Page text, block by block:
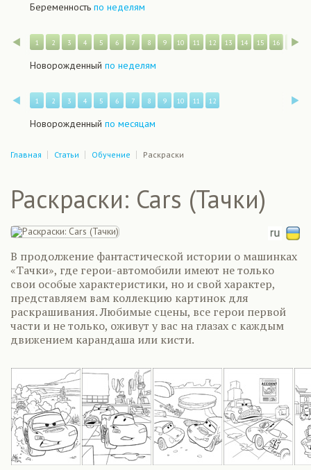
Беременность по неделям
Назад
1 2 3 4 5 6 7 8 9 10 11 12 13 14 15 16 17
Новорожденный по неделям
Назад
1 2 3 4 5 6 7 8 9 10 11 12
Новорожденный по месяцам
Главная Статьи Обучение Раскраски
Раскраски: Cars (Тачки)
В продолжение фантастической истории о машинках
«Тачки», где герои-автомобили имеют не только
свои особые характеристики, но и свой характер,
представляем вам коллекцию картинок для
раскрашивания. Любимые сцены, все герои первой
части и не только, оживут у вас на глазах с каждым
движением карандаша или кисти.